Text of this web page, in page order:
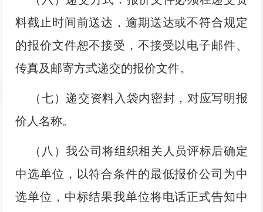
料截止时间前送达，逾期送达或不符合规定
的报价文件恕不接受，不接受以电子邮件、
传真及邮寄方式递交的报价文件。
（七）递交资料入袋内密封，对应写明报
价人名称。
（八）我公司将组织相关人员评标后确定
中选单位，以符合条件的最低报价公司为中
选单位，中标结果我单位将电话正式告知中